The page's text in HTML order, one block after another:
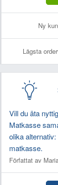
Ny
Lägsta
Vill du äta
Matkasse
olika
matkasse.
Författat av